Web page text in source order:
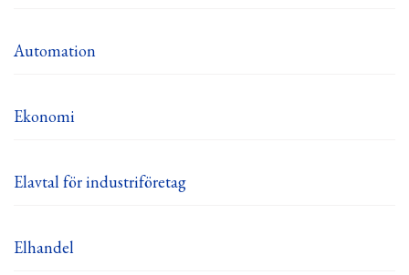
Automation
Ekonomi
Elavtal för industriföretag
Elhandel